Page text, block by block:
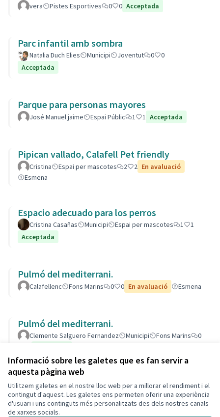
Informació sobre les galetes que es fan servir a
aquesta pàgina web
Utilitzem galetes en el nostre lloc web per a millorar el rendiment i el
contingut d'aquest. Les galetes ens permeten oferir una experiència
d'usuari i uns continguts més personalitzats des dels nostres canals
de xarxes socials.
vera Pistes Esportives 0 0 Acceptada
Parc infantil amb sombra
Natalia Duch Elies Municipi Joventut 0
0
Acceptada
Parque para personas mayores
José Manuel jaime Espai Públic 1 1 Acceptada
Pipican vallado, Calafell Pet friendly
Cristina Espai per mascotes 2 2 En avaluació
Esmena
Espacio adecuado para los perros
Cristina Casañas Municipi Espai per mascotes 1
1
Acceptada
Pulmó del mediterrani.
Calafellenc Fons Marins 0 0 En avaluació Esmena
Pulmó del mediterrani.
Clemente Salguero Fernandez Municipi Fons Marins
0
Termes i condicions d'ús
Configuració de les galetes
Decidim Calafell a X
Decidim Calafell a Facebook
Decidim Calafell a YouTube
Decidim Calafell a GitHub